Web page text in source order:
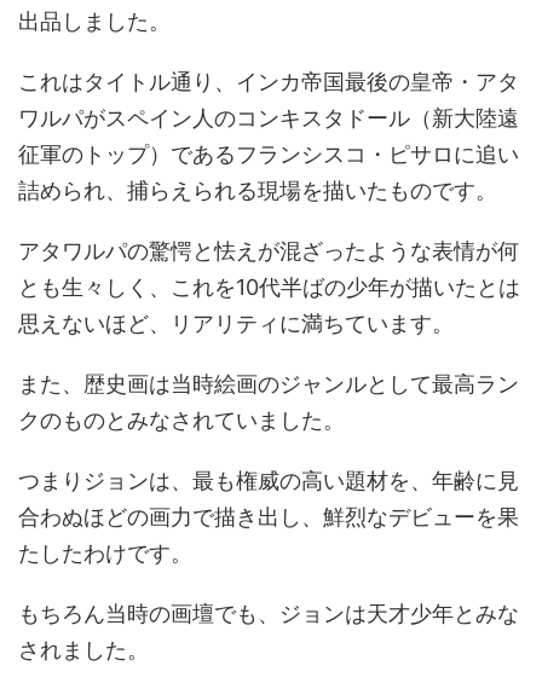
出品しました。
これはタイトル通り、インカ帝国最後の皇帝・アタ
ワルパがスペイン人のコンキスタドール（新大陸遠
征軍のトップ）であるフランシスコ・ピサロに追い
詰められ、捕らえられる現場を描いたものです。
アタワルパの驚愕と怯えが混ざったような表情が何
とも生々しく、これを10代半ばの少年が描いたとは
思えないほど、リアリティに満ちています。
また、歴史画は当時絵画のジャンルとして最高ラン
クのものとみなされていました。
つまりジョンは、最も権威の高い題材を、年齢に見
合わぬほどの画力で描き出し、鮮烈なデビューを果
たしたわけです。
もちろん当時の画壇でも、ジョンは天才少年とみな
されました。